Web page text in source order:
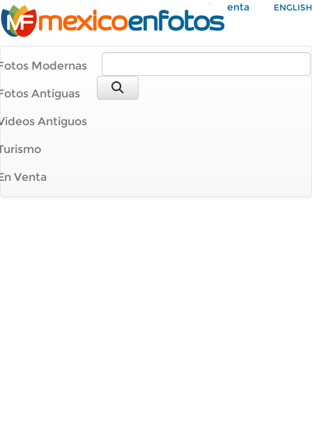
Mi Cuenta ENGLISH
Modernas
Antiguas
Antiguos
Venta